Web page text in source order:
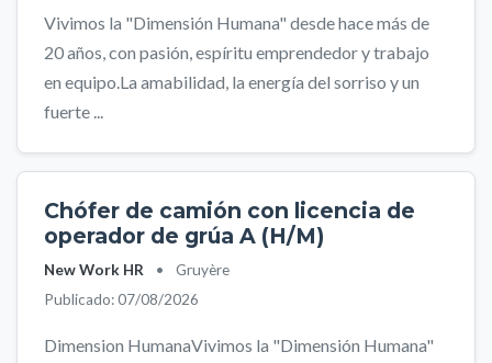
Vivimos la "Dimensión Humana" desde hace más de
20 años, con pasión, espíritu emprendedor y trabajo
en equipo.La amabilidad, la energía del sorriso y un
fuerte ...
Chófer de camión con licencia de
operador de grúa A (H/M)
New Work HR •
Gruyère
Publicado: 07/08/2026
Dimension HumanaVivimos la "Dimensión Humana"